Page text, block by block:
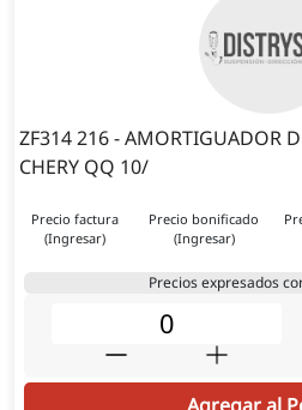
ZF314 216 - AMORTIGUADOR
CHERY QQ 10/
Precio factura
(Ingresar)
Precio bonificado
(Ingresar)
Precios expresados